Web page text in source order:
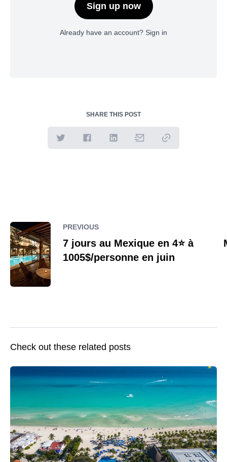
Sign up now
Already have an account? Sign in
SHARE THIS POST
PREVIOUS
7 jours au Mexique en 4⭐️ à
1005$/personne en juin
Check out these related posts